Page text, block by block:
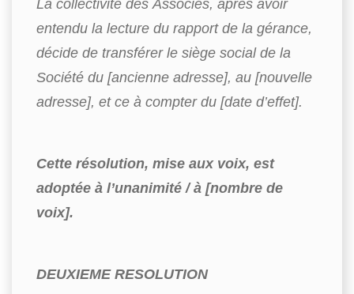
entendu la lecture du rapport de la gérance,
décide de transférer le siège social de la
Société du [ancienne adresse], au [nouvelle
adresse], et ce à compter du [date d’effet].
Cette résolution, mise aux voix, est
adoptée à l’unanimité / à [nombre de
voix].
DEUXIEME RESOLUTION